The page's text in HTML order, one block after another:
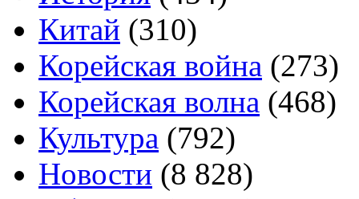
Китай (310)
Корейская война (273)
Корейская волна (468)
Культура (792)
Новости (8 828)